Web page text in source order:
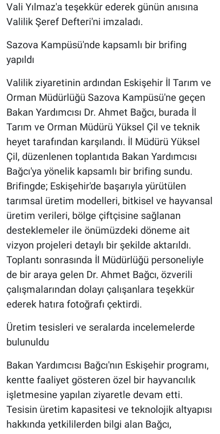
Vali Yılmaz'a teşekkür ederek günün anısına
Valilik Şeref Defteri'ni imzaladı.
Sazova Kampüsü'nde kapsamlı bir brifing
yapıldı
Valilik ziyaretinin ardından Eskişehir İl Tarım ve
Orman Müdürlüğü Sazova Kampüsü'ne geçen
Bakan Yardımcısı Dr. Ahmet Bağcı, burada İl
Tarım ve Orman Müdürü Yüksel Çil ve teknik
heyet tarafından karşılandı. İl Müdürü Yüksel
Çil, düzenlenen toplantıda Bakan Yardımcısı
Bağcı'ya yönelik kapsamlı bir brifing sundu.
Brifingde; Eskişehir'de başarıyla yürütülen
tarımsal üretim modelleri, bitkisel ve hayvansal
üretim verileri, bölge çiftçisine sağlanan
desteklemeler ile önümüzdeki döneme ait
vizyon projeleri detaylı bir şekilde aktarıldı.
Toplantı sonrasında İl Müdürlüğü personeliyle
de bir araya gelen Dr. Ahmet Bağcı, özverili
çalışmalarından dolayı çalışanlara teşekkür
ederek hatıra fotoğrafı çektirdi.
Üretim tesisleri ve seralarda incelemelerde
bulunuldu
Bakan Yardımcısı Bağcı'nın Eskişehir programı,
kentte faaliyet gösteren özel bir hayvancılık
işletmesine yapılan ziyaretle devam etti.
Tesisin üretim kapasitesi ve teknolojik altyapısı
hakkında yetkililerden bilgi alan Bağcı,